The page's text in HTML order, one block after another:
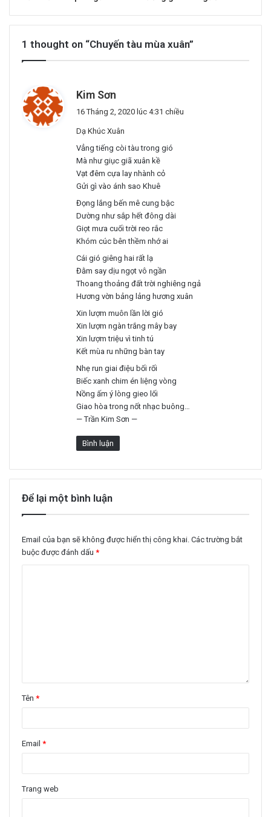
1 thought on “Chuyến tàu mùa xuân”
Kim Sơn
t
:
16 Tháng 2, 2020 lúc 4:31 chiều
Dạ Khúc Xuân
Vẳng tiếng còi tàu trong gió
Mà như giục giã xuân kề
Vạt đêm cựa lay nhành cỏ
Gửi gì vào ánh sao Khuê
Đọng lắng bến mê cung bậc
Dường như sắp hết đông dài
Giọt mưa cuối trời reo rắc
Khóm cúc bên thềm nhớ ai
Cái gió giêng hai rất lạ
Đằm say dịu ngọt vô ngần
Thoang thoảng đất trời nghiêng ngả
Hương vờn bảng lảng hương xuân
Xin lượm muôn lần lời gió
Xin lượm ngàn trắng mây bay
Xin lượm triệu vì tinh tú
Kết mùa ru những bàn tay
Nhẹ run giai điệu bối rối
Biếc xanh chim én liệng vòng
Nồng ấm ý lòng gieo lối
Giao hòa trong nốt nhạc buông…
— Trần Kim Sơn —
Bình luận
Để lại một bình luận
Email của bạn sẽ không được hiển thị công khai. Các trường bắt
buộc được đánh dấu *
Tên *
Email *
Trang web